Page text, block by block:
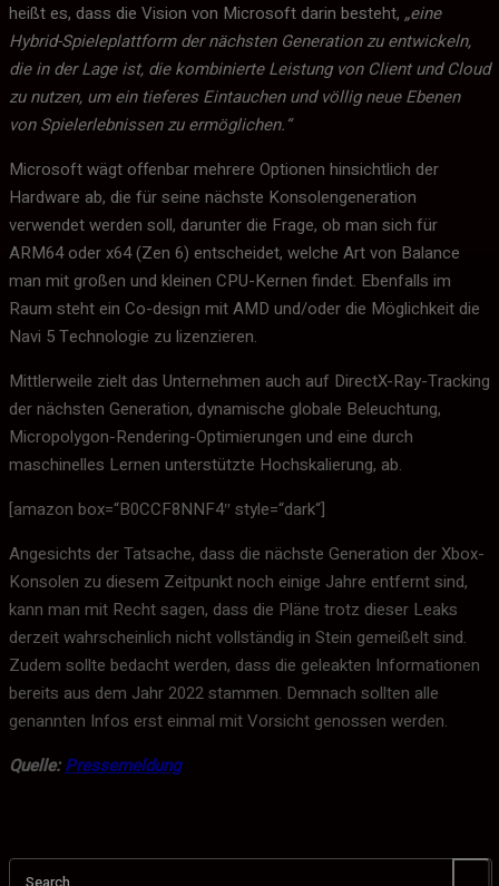
heißt es, dass die Vision von Microsoft darin besteht, „eine
Hybrid-Spieleplattform der nächsten Generation zu entwickeln,
die in der Lage ist, die kombinierte Leistung von Client und Cloud
zu nutzen, um ein tieferes Eintauchen und völlig neue Ebenen
von Spielerlebnissen zu ermöglichen.“
Microsoft wägt offenbar mehrere Optionen hinsichtlich der
Hardware ab, die für seine nächste Konsolengeneration
verwendet werden soll, darunter die Frage, ob man sich für
ARM64 oder x64 (Zen 6) entscheidet, welche Art von Balance
man mit großen und kleinen CPU-Kernen findet. Ebenfalls im
Raum steht ein Co-design mit AMD und/oder die Möglichkeit die
Navi 5 Technologie zu lizenzieren.
Mittlerweile zielt das Unternehmen auch auf DirectX-Ray-Tracking
der nächsten Generation, dynamische globale Beleuchtung,
Micropolygon-Rendering-Optimierungen und eine durch
maschinelles Lernen unterstützte Hochskalierung, ab.
[amazon box=“B0CCF8NNF4″ style=“dark“]
Angesichts der Tatsache, dass die nächste Generation der Xbox-
Konsolen zu diesem Zeitpunkt noch einige Jahre entfernt sind,
kann man mit Recht sagen, dass die Pläne trotz dieser Leaks
derzeit wahrscheinlich nicht vollständig in Stein gemeißelt sind.
Zudem sollte bedacht werden, dass die geleakten Informationen
bereits aus dem Jahr 2022 stammen. Demnach sollten alle
genannten Infos erst einmal mit Vorsicht genossen werden.
Quelle:Pressemeldung
Search